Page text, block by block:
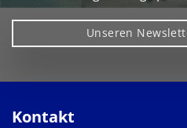
Unseren
Kontakt